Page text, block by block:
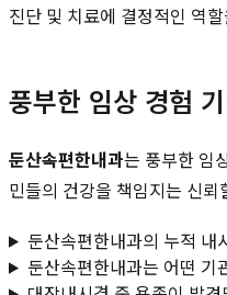
진단 및 치료에 결정적인 역
풍부한 임상 경험
둔산속편한내과는 풍부한 임
민들의 건강을 책임지는 신
둔산속편한내과의 누적 내
둔산속편한내과는 어떤 기